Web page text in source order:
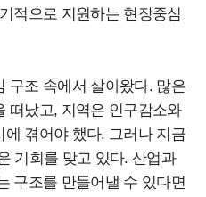
적으로 지원하는 현장중심
구조 속에서 살아왔다. 많은
떠났고, 지역은 인구감소와
에 겪어야 했다. 그러나 지금
기회를 맞고 있다. 산업과
구조를 만들어낼 수 있다면